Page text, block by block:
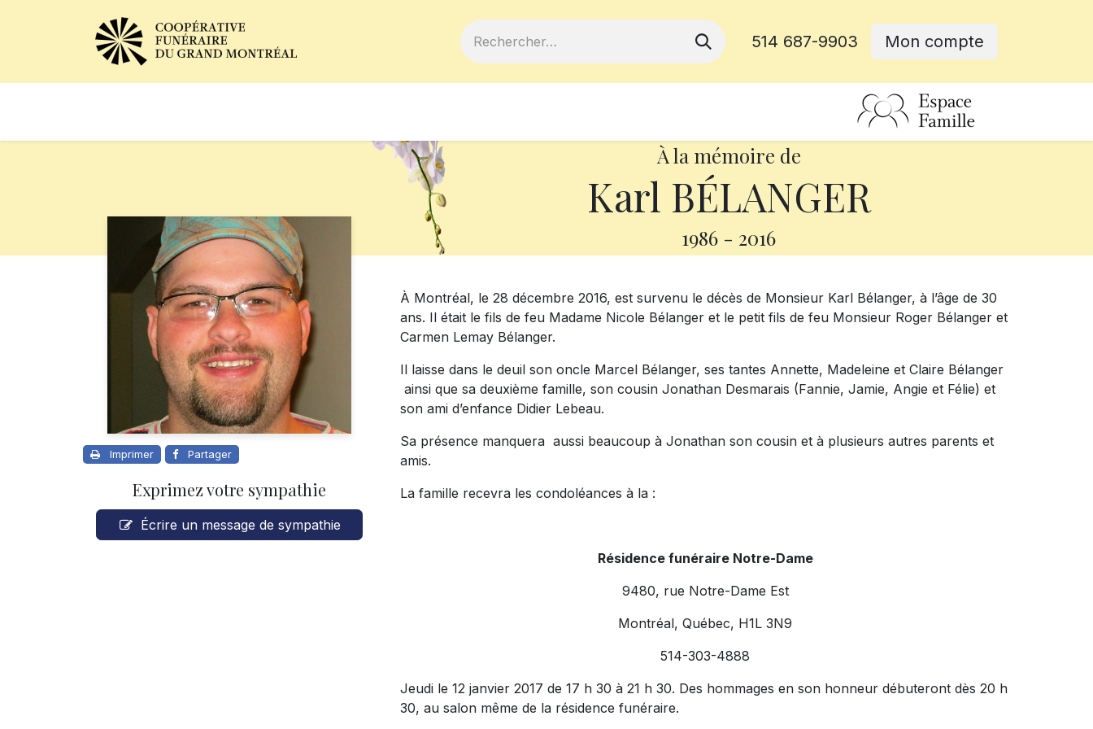
514 687-9903 Mon compte
À la mémoire de
Karl BÉLANGER
1986 - 2016
Imprimer Partager
Exprimez votre sympathie
Écrire un message de sympathie
À Montréal, le 28 décembre 2016, est survenu le décès de Monsieur Karl Bélanger, à l’âge de 30
ans. Il était le fils de feu Madame Nicole Bélanger et le petit fils de feu Monsieur Roger Bélanger et
Carmen Lemay Bélanger.
Il laisse dans le deuil son oncle Marcel Bélanger, ses tantes Annette, Madeleine et Claire Bélanger
ainsi que sa deuxième famille, son cousin Jonathan Desmarais (Fannie, Jamie, Angie et Félie) et
son ami d’enfance Didier Lebeau.
Sa présence manquera aussi beaucoup à Jonathan son cousin et à plusieurs autres parents et
amis.
La famille recevra les condoléances à la :
Résidence funéraire Notre-Dame
9480, rue Notre-Dame Est
Montréal, Québec, H1L 3N9
514-303-4888
Jeudi le 12 janvier 2017 de 17 h 30 à 21 h 30. Des hommages en son honneur débuteront dès 20 h
30, au salon même de la résidence funéraire.